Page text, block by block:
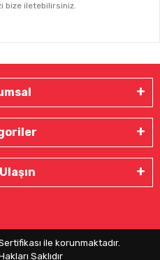
bize iletebilirsiniz.
ile korunmaktadır.
Saklıdır